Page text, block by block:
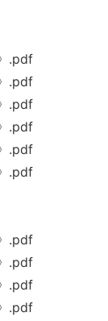
.pdf
.pdf
.pdf
.pdf
.pdf
.pdf
.pdf
.pdf
.pdf
.pdf